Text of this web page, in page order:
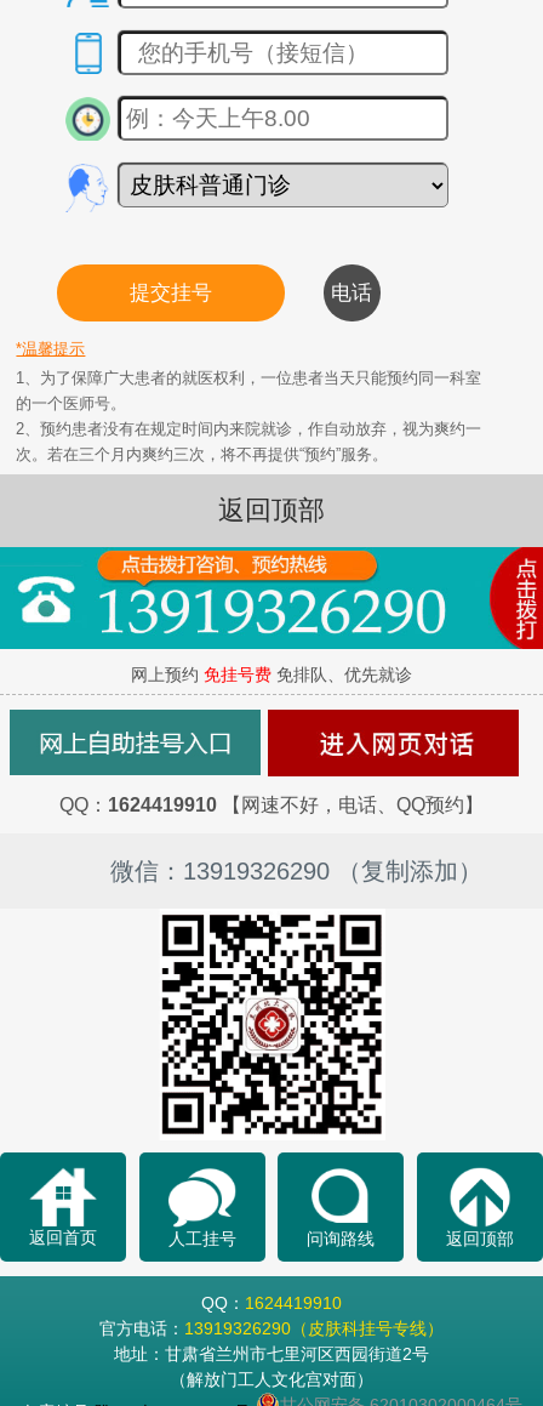
*温馨提示
1、为了保障广大患者的就医权利，一位患者当天只能预约同一科室
的一个医师号。
2、预约患者没有在规定时间内来院就诊，作自动放弃，视为爽约一
次。若在三个月内爽约三次，将不再提供“预约”服务。
返回顶部
网上预约 免挂号费 免排队、优先就诊
QQ： 1624419910 【网速不好，电话、QQ预约】
微信：13919326290 （复制添加）
返回首页 人工挂号 问询路线 返回顶部
QQ： 1624419910
官方电话： 13919326290（皮肤科挂号专线）
地址：甘肃省兰州市七里河区西园街道2号
（解放门工人文化宫对面）